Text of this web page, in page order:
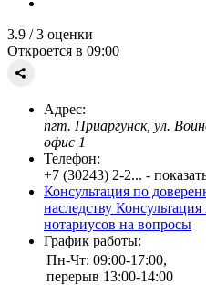
3.9 / 3 оценки
Откроется в 09:00
Адрес:
пгт. Приаргунск, ул.
офис 1
Телефон:
+7 (30243) 2-2... -
Консультация по
наследству
нотариусов на вопросы
График работы:
Пн-Чт: 09:00-17:00,
перерыв 13:00-14:00